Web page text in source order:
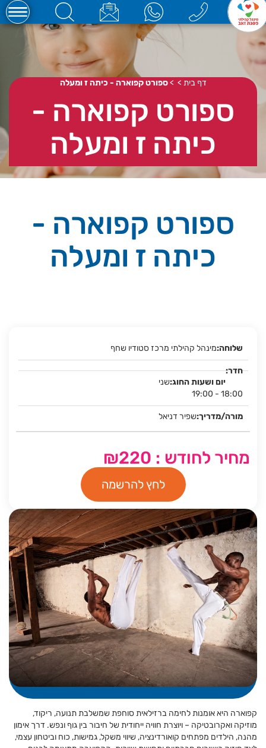
דף בית >
> ספורט קפוארה - כיתה ז ומעלה
ספורט קפוארה -
כיתה ז ומעלה
ספורט קפוארה -
כיתה ז ומעלה
מינהל קהילתי מרכז סטודיו שחף
שני
19:00 - 18:00
שפיר דניאל
מחיר לחודש : ₪220
לחץ להרשמה
קפוארה היא אומנות לחימה ברזילאית סוחפת שמשלבת תנועה, ריקוד,
מוזיקה ואקרובטיקה – ויוצרת חוויה ייחודית של חיבור בין גוף ונפש. דרך אימון
מהנה, הילדים מפתחים קואורדינציה, שיווי משקל, גמישות, כוח וביטחון עצמי,